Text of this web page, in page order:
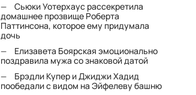
Сьюки Уотерхаус рассекретила
домашнее прозвище Роберта
Паттинсона, которое ему придумала
дочь
Елизавета Боярская эмоционально
поздравила мужа со знаковой датой
Брэдли Купер и Джиджи Хадид
пообедали с видом на Эйфелеву башню